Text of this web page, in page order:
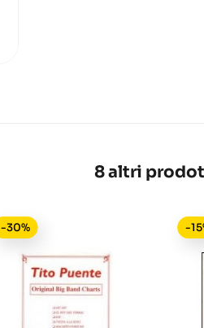
8 altri
-30% -